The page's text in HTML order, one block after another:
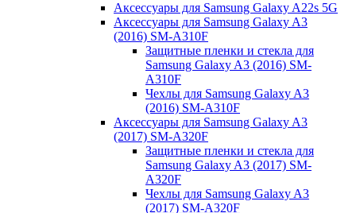
Аксессуары для Samsung Galaxy A22s 5G
Аксессуары для Samsung Galaxy A3
(2016) SM-A310F
Защитные пленки и стекла для
Samsung Galaxy A3 (2016) SM-
A310F
Чехлы для Samsung Galaxy A3
(2016) SM-A310F
Аксессуары для Samsung Galaxy A3
(2017) SM-A320F
Защитные пленки и стекла для
Samsung Galaxy A3 (2017) SM-
A320F
Чехлы для Samsung Galaxy A3
(2017) SM-A320F